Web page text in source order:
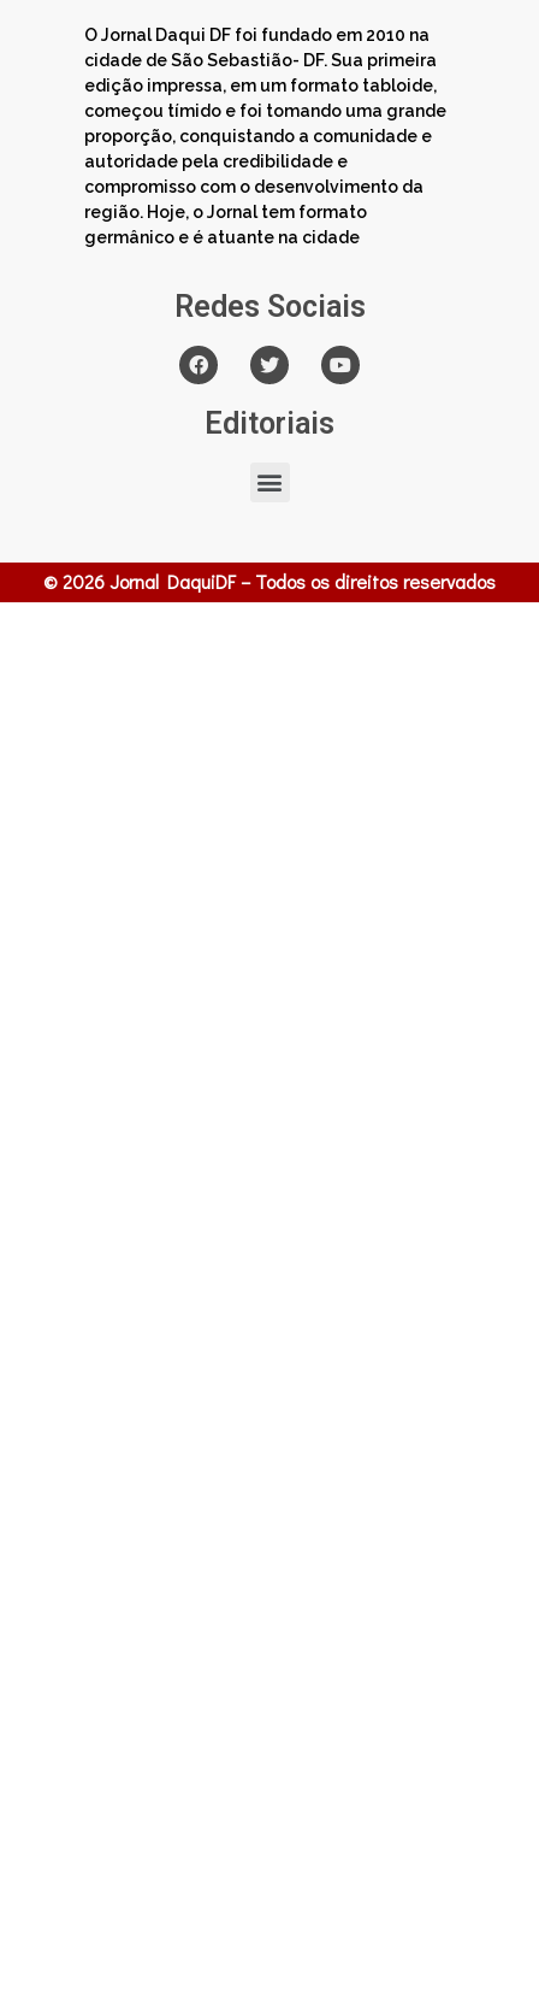
O Jornal Daqui DF foi fundado em 2010 na
cidade de São Sebastião- DF. Sua primeira
edição impressa, em um formato tabloide,
começou tímido e foi tomando uma grande
proporção, conquistando a comunidade e
autoridade pela credibilidade e
compromisso com o desenvolvimento da
região. Hoje, o Jornal tem formato
germânico e é atuante na cidade
Redes Sociais
Editoriais
© 2026 Jornal DaquiDF – Todos os direitos reservados